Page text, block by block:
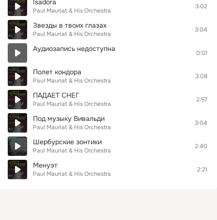
Isadora
Paul Mauriat & His Orchestra
3:02
Звезды в твоих глазах
Paul Mauriat & His Orchestra
3:04
Аудиозапись недоступна 0:01
Полет кондора
Paul Mauriat & His Orchestra
3:08
ПАДАЕТ СНЕГ
Paul Mauriat & His Orchestra
2:57
Под музыку Вивальди
Paul Mauriat & His Orchestra
3:04
Шербурские зонтики
Paul Mauriat & His Orchestra
2:40
Менуэт
Paul Mauriat & His Orchestra
2:21